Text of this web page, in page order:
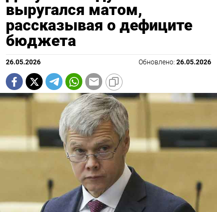
выругался матом,
рассказывая о дефиците
бюджета
26.05.2026 Обновлено: 26.05.2026